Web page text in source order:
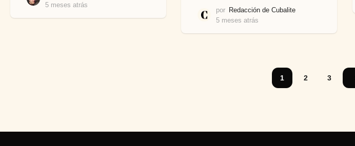
5 meses atrás
por Redacción de Cubalite
5 meses atrás
1 2 3